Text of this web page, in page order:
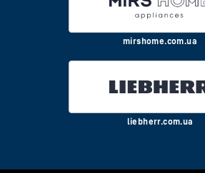
mirshome.com.ua
liebherr.com.ua